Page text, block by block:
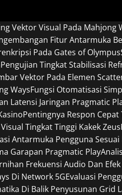
Vektor Visual Pada Mahjong
Fitur Antarmuka
Pada Gates of Olympus
Pengujian Tingkat Stabilisasi
Vektor Pada Elemen
WaysFungsi Otomatisasi
Latensi Jaringan Pragmatic
Pentingnya Respon
Tingkat Tinggi Kakek Zeus
Antarmuka Pengguna
Garapan Pragmatic Play
Frekuensi Audio Dan
Di Network 5GEvaluasi
Di Balik Penyusunan Grid